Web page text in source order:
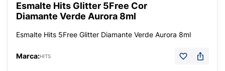
Esmalte Hits Glitter 5Free Cor
Diamante Verde Aurora 8ml
Esmalte Hits 5Free Glitter Diamante Verde Aurora 8ml
Marca:HITS